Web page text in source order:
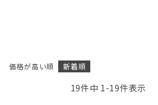
価格が高い順 新着順
19件中 1-19件表示